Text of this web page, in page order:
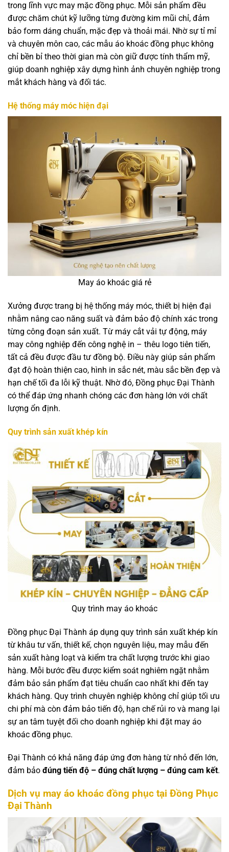
trong lĩnh vực may mặc đồng phục. Mỗi sản phẩm đều
được chăm chút kỹ lưỡng từng đường kim mũi chỉ, đảm
bảo form dáng chuẩn, mặc đẹp và thoải mái. Nhờ sự tỉ mỉ
và chuyên môn cao, các mẫu áo khoác đồng phục không
chỉ bền bỉ theo thời gian mà còn giữ được tính thẩm mỹ,
giúp doanh nghiệp xây dựng hình ảnh chuyên nghiệp trong
mắt khách hàng và đối tác.
Hệ thống máy móc hiện đại
May áo khoác giá rẻ
Xưởng được trang bị hệ thống máy móc, thiết bị hiện đại
nhằm nâng cao năng suất và đảm bảo độ chính xác trong
từng công đoạn sản xuất. Từ máy cắt vải tự động, máy
may công nghiệp đến công nghệ in – thêu logo tiên tiến,
tất cả đều được đầu tư đồng bộ. Điều này giúp sản phẩm
đạt độ hoàn thiện cao, hình in sắc nét, màu sắc bền đẹp và
hạn chế tối đa lỗi kỹ thuật. Nhờ đó, Đồng phục Đại Thành
có thể đáp ứng nhanh chóng các đơn hàng lớn với chất
lượng ổn định.
Quy trình sản xuất khép kín
Quy trình may áo khoác
Đồng phục Đại Thành áp dụng quy trình sản xuất khép kín
từ khâu tư vấn, thiết kế, chọn nguyên liệu, may mẫu đến
sản xuất hàng loạt và kiểm tra chất lượng trước khi giao
hàng. Mỗi bước đều được kiểm soát nghiêm ngặt nhằm
đảm bảo sản phẩm đạt tiêu chuẩn cao nhất khi đến tay
khách hàng. Quy trình chuyên nghiệp không chỉ giúp tối ưu
chi phí mà còn đảm bảo tiến độ, hạn chế rủi ro và mang lại
sự an tâm tuyệt đối cho doanh nghiệp khi đặt may áo
khoác đồng phục.
Đại Thành có khả năng đáp ứng đơn hàng từ nhỏ đến lớn,
đảm bảo đúng tiến độ – đúng chất lượng – đúng cam kết.
Dịch vụ may áo khoác đồng phục tại Đồng Phục
Đại Thành